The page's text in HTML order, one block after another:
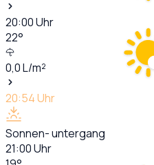
20:00Uhr
22°
0,0L/m²
20:54Uhr
Sonnen- untergang
21:00Uhr